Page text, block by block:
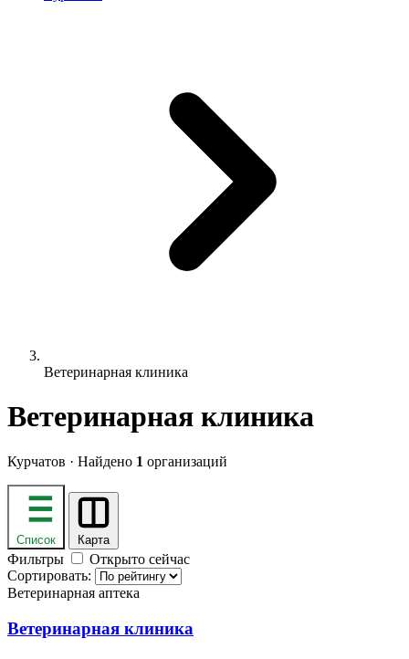
Ветеринарная клиника
Ветеринарная клиника
Курчатов · Найдено 1 организаций
Список Карта
Фильтры
Открыто сейчас
Сортировать:
Ветеринарная аптека
Ветеринарная клиника